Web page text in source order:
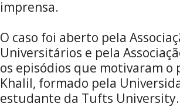
imprensa.
O caso foi aberto pela
Universitários e pela
os episódios que motivaram o
Khalil, formado pela
estudante da Tufts University.